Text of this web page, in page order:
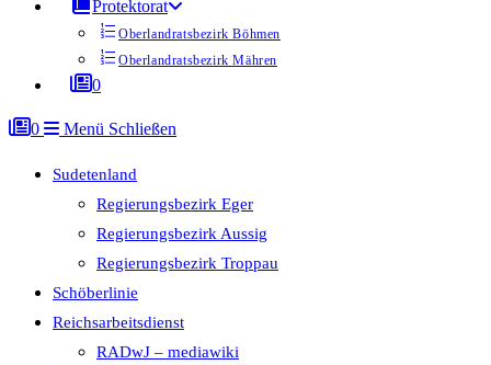
Protektorat
Oberlandratsbezirk Böhmen
Oberlandratsbezirk Mähren
0
0 Menü Schließen
Sudetenland
Regierungsbezirk Eger
Regierungsbezirk Aussig
Regierungsbezirk Troppau
Schöberlinie
Reichsarbeitsdienst
RADwJ – mediawiki